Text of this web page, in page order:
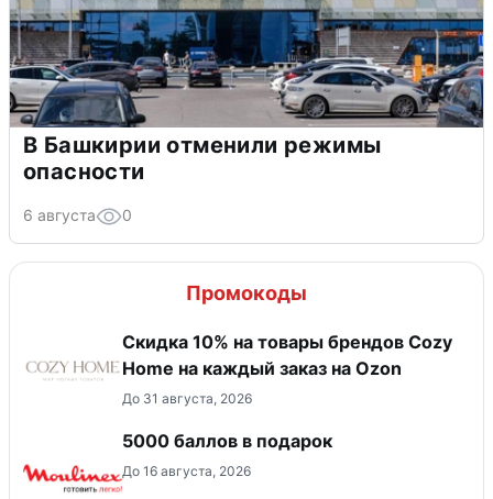
В Башкирии отменили режимы
опасности
6 августа 0
Промокоды
Скидка 10% на товары брендов Cozy
Home на каждый заказ на Оzon
До 31 августа, 2026
5000 баллов в подарок
До 16 августа, 2026